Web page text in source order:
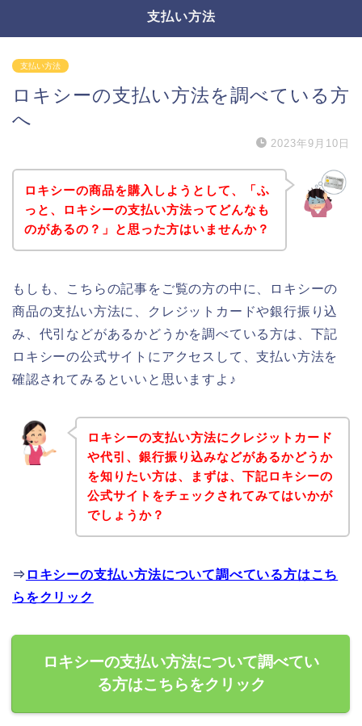
支払い方法
支払い方法
ロキシーの支払い方法を調べている方
へ
2023年9月10日
ロキシーの商品を購入しようとして、「ふ
っと、ロキシーの支払い方法ってどんなも
のがあるの？」と思った方はいませんか？
もしも、こちらの記事をご覧の方の中に、ロキシーの
商品の支払い方法に、クレジットカードや銀行振り込
み、代引などがあるかどうかを調べている方は、下記
ロキシーの公式サイトにアクセスして、支払い方法を
確認されてみるといいと思いますよ♪
ロキシーの支払い方法にクレジットカード
や代引、銀行振り込みなどがあるかどうか
を知りたい方は、まずは、下記ロキシーの
公式サイトをチェックされてみてはいかが
でしょうか？
⇒ ロキシーの支払い方法について調べている方はこち
らをクリック
ロキシーの支払い方法について調べてい
る方はこちらをクリック